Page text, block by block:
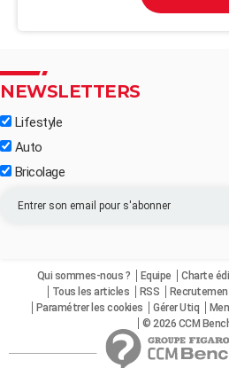
NEWSLETTERS
Lifestyle
Auto
Bricolage
Qui sommes-nous ? Equipe Charte
Tous les articles
RSS
Paramétrer les cookies
Gérer Utiq
© 2026 CCM